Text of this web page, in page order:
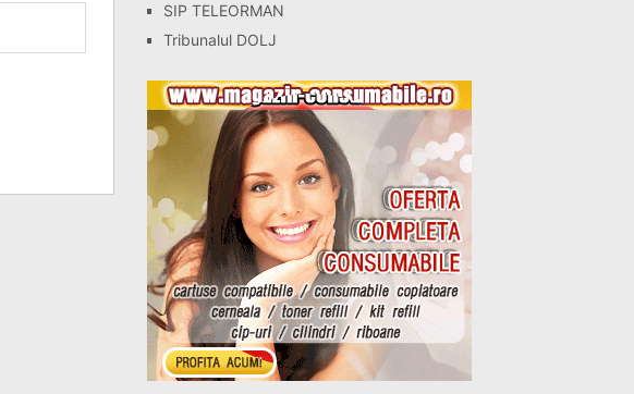
SIP TELEORMAN
Tribunalul DOLJ